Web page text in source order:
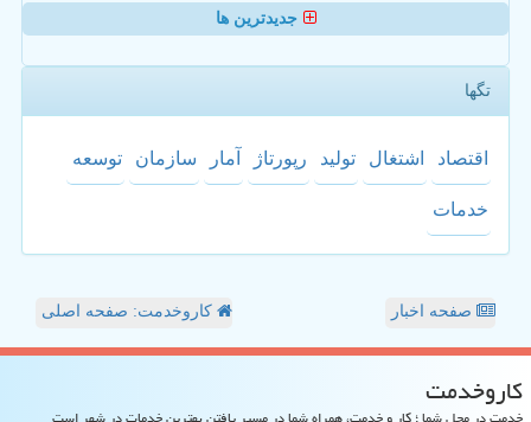
جدیدترین ها
تگها
اقتصاد اشتغال تولید رپورتاژ آمار سازمان توسعه
خدمات
صفحه اخبار کاروخدمت: صفحه اصلی
كاروخدمت